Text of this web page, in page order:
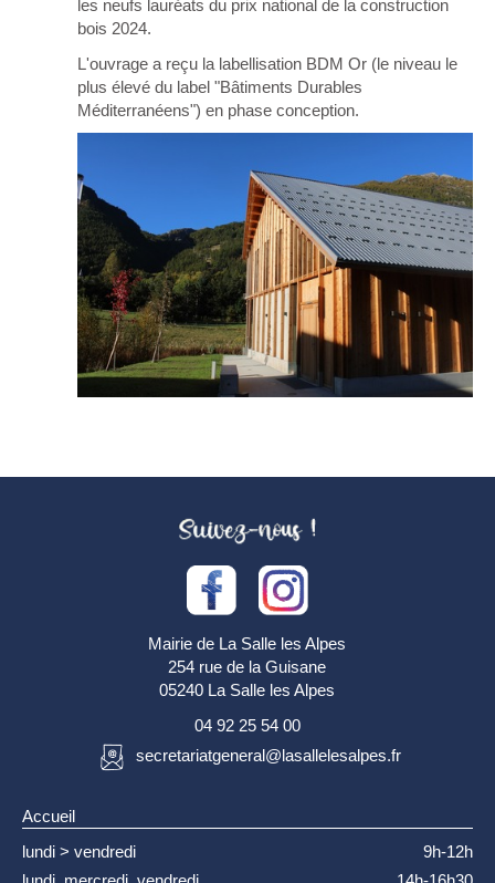
les neufs lauréats du prix national de la construction
bois 2024.
L'ouvrage a reçu la labellisation BDM Or (le niveau le
plus élevé du label "Bâtiments Durables
Méditerranéens") en phase conception.
Mairie de La Salle les Alpes
254 rue de la Guisane
05240 La Salle les Alpes
04 92 25 54 00
secretariatgeneral@lasallelesalpes.fr
Accueil
lundi > vendredi
9h-12h